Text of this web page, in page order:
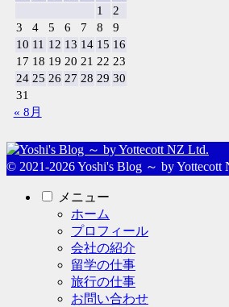
1
2
3
4 5 6 7 8
9
10 11 12 13 14 15 16
17 18 19 20 21 22 23
24 25 26 27 28 29 30
31
« 8月
© 2021-2026 Yoshi's Blog ～ by Yottecott
メニュー
ホーム
プロフィール
会社の紹介
留学の仕事
旅行の仕事
お問い合わせ